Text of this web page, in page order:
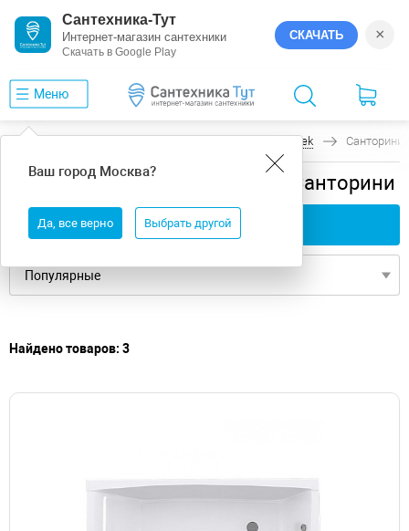
Сантехника-Тут
Интернет-магазин сантехники
Скачать в Google Play
СКАЧАТЬ ×
Меню
Ваш город Москва?
Да, все верно Выбрать другой
Santek Санторини
универсальная ванны Santek Санторини
Применить фильтры
Найдено товаров: 3